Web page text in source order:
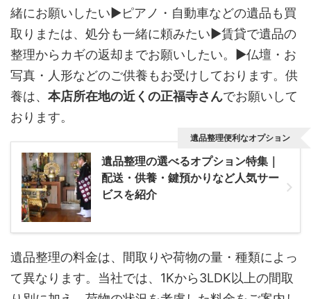
緒にお願いしたい▶ピアノ・自動車などの遺品も買
取りまたは、処分も一緒に頼みたい▶賃貸で遺品の
整理からカギの返却までお願いしたい。▶仏壇・お
写真・人形などのご供養もお受けしております。供
養は、 本店所在地の近くの正福寺さんでお願いして
おります。
遺品整理の選べるオプション特集｜
配送・供養・鍵預かりなど人気サー
ビスを紹介
遺品整理便利なオプション
遺品整理の料金は、間取りや荷物の量・種類によっ
て異なります。当社では、1Kから3LDK以上の間取